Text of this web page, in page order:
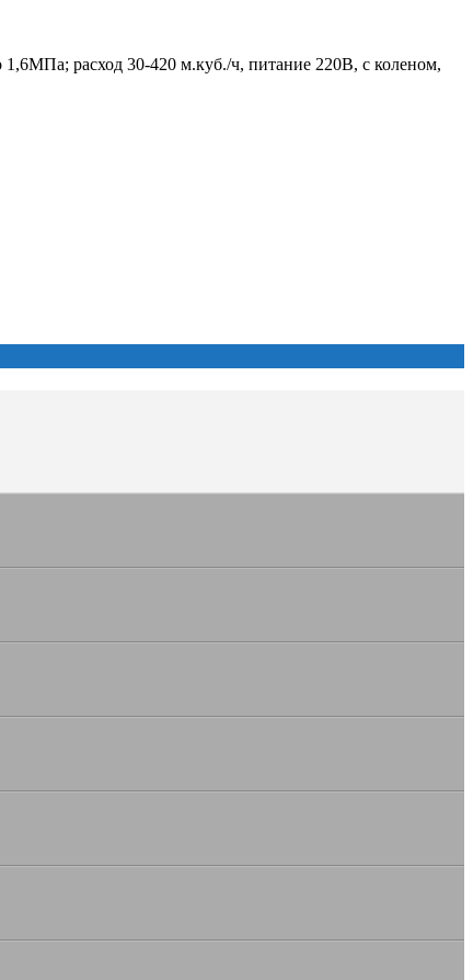
расход 30-420 м.куб./ч, питание 220В, с коленом,